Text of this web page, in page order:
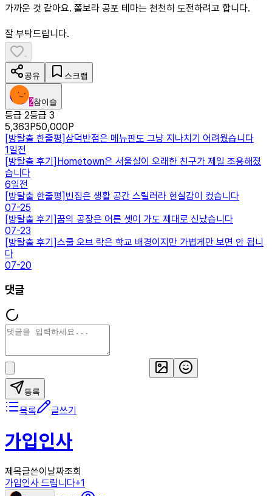
가까운 것 같아요. 쫄보라 공포 테마는 천천히 도전하려고 합니다.
잘 부탁드립니다.
-
공유 스크랩
2참이슬
등급 2등급 3
5,363P50,000P
[방탈출 한줄평] 삼덕반점은 메뉴판도 그냥 지나치기 어려웠습니다
1일전
[방탈출 후기] Hometown은 서울살이 오래한 친구가 제일 조용해졌
습니다
6일전
[방탈출 한줄평] 빈집은 생활 공간 스릴러라 현실감이 컸습니다
07-25
[방탈출 후기]꿈의 공장은 어른 셋이 가도 제대로 신났습니다
07-23
[방탈출 후기]스쿨 오브 락은 학교 배경이지만 가볍게만 보면 안 됩니
다
07-20
댓글
등록
목록 글쓰기
가입인사
제목글쓴이 날짜조회
가입인사 드립니다+1